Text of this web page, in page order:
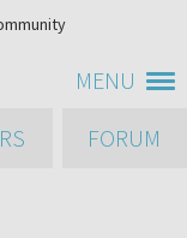
MENU
FORUM